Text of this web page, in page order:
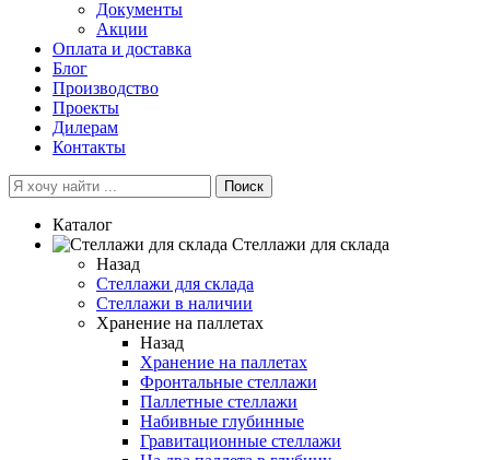
Документы
Акции
Оплата и доставка
Блог
Производство
Проекты
Дилерам
Контакты
Поиск
Каталог
Cтеллажи для склада
Назад
Cтеллажи для склада
Стеллажи в наличии
Хранение на паллетах
Назад
Хранение на паллетах
Фронтальные стеллажи
Паллетные стеллажи
Набивные глубинные
Гравитационные стеллажи